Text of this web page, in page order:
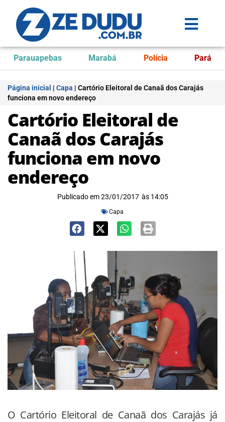
Parauapebas Marabá Polícia Pará
Página inicial | Capa | Cartório Eleitoral de Canaã dos Carajás
funciona em novo endereço
Cartório Eleitoral de
Canaã dos Carajás
funciona em novo
endereço
Publicado em 23/01/2017 às 14:05
Capa
O Cartório Eleitoral de Canaã dos Carajás já